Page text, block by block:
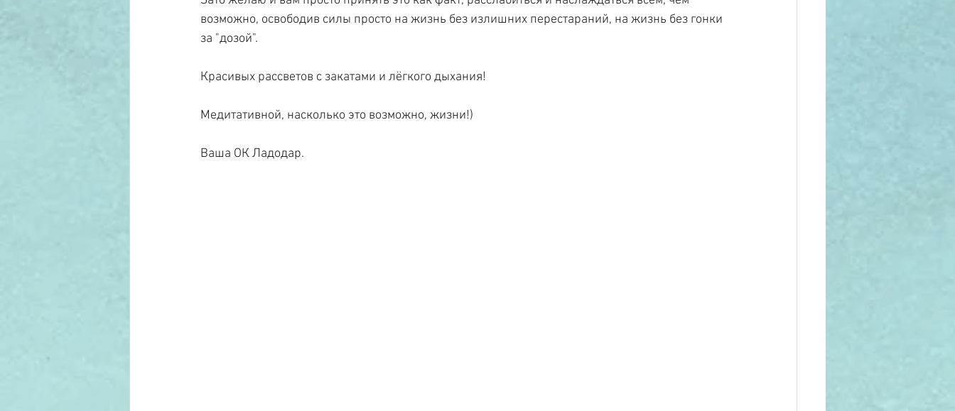
возможно, освободив силы просто на жизнь без излишних перестараний, на жизнь без гонки
за "дозой".
Красивых рассветов с закатами и лёгкого дыхания!
Медитативной, насколько это возможно, жизни!)
Ваша ОК Ладодар.